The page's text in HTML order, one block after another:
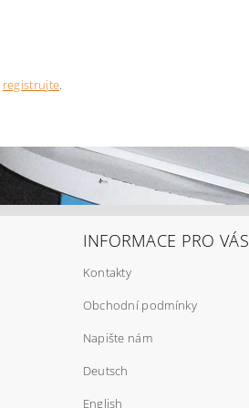
registrujte.
INFORMACE PRO VÁS
Kontakty
Obchodní podmínky
Napište nám
Deutsch
English